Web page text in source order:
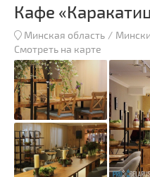
Кафе
Минская область
Смотреть на карте